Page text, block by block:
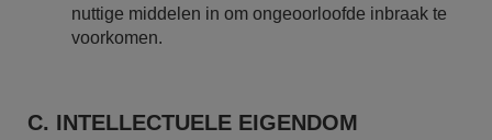
nuttige middelen in om ongeoorloofde inbraak te
voorkomen.
C. INTELLECTUELE EIGENDOM